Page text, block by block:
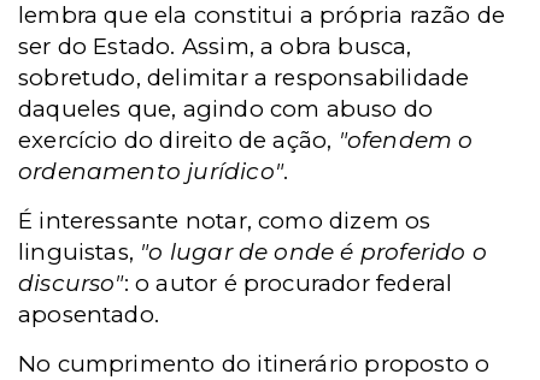
lembra que ela constitui a própria razão de
ser do Estado. Assim, a obra busca,
sobretudo, delimitar a responsabilidade
daqueles que, agindo com abuso do
exercício do direito de ação, "ofendem o
ordenamento jurídico".
É interessante notar, como dizem os
linguistas, "o lugar de onde é proferido o
discurso": o autor é procurador federal
aposentado.
No cumprimento do itinerário proposto o